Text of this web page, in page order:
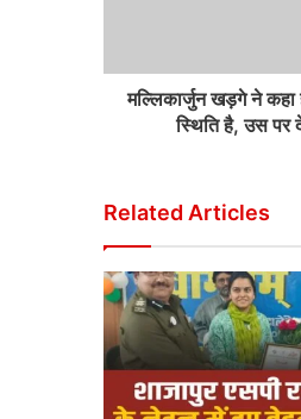
मल्लिकार्जुन खड़गे ने कहा
स्थिति है, उस पर
Related Articles